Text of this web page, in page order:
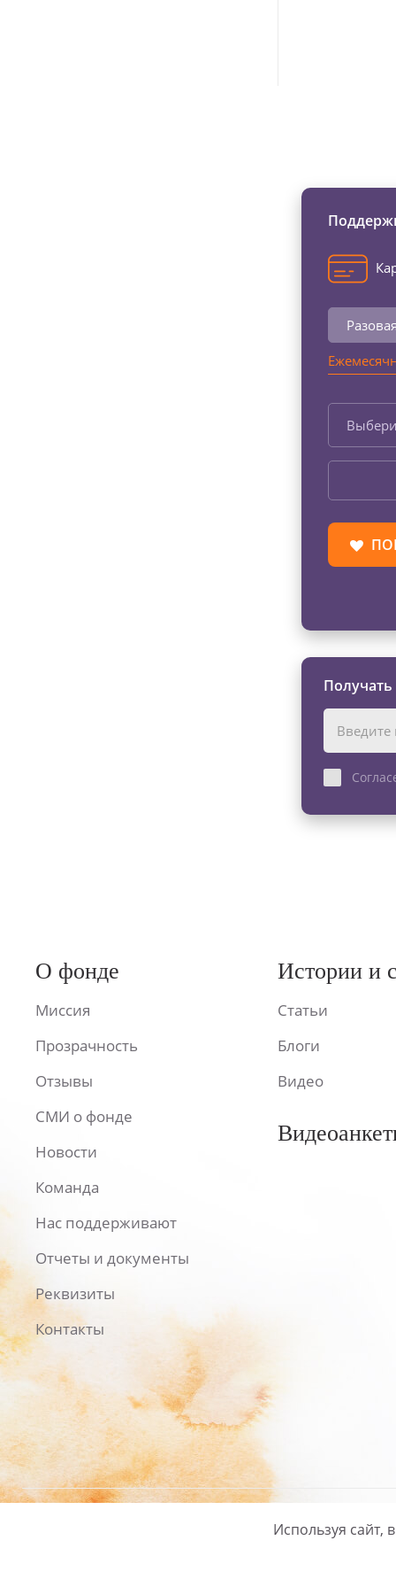
О фонде
Миссия
Прозрачность
Отзывы
СМИ о фонде
Новости
Команда
Нас поддерживают
Отчеты и документы
Реквизиты
Контакты
Истории и
Статьи
Блоги
Видео
Политика
Используя сайт,